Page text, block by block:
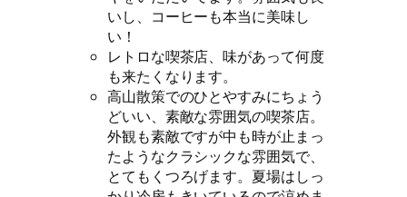
いし、コーヒーも本当に美味し
い！
レトロな喫茶店、味があって何度
も来たくなります。
高山散策でのひとやすみにちょう
どいい、素敵な雰囲気の喫茶店。
外観も素敵ですが中も時が止まっ
たようなクラシックな雰囲気で、
とてもくつろげます。夏場はしっ